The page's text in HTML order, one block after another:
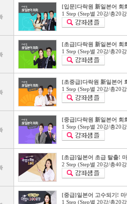
[입문]다락원 新일본어 회
1 Step (Step별 20강/총20
[초급]다락원 新일본어 회
1 Step (Step별 20강/총20
[초중급]다락원 新일본어
1 Step (Step별 20강/총20
[중급]다락원 新일본어 회
1 Step (Step별 20강/총20
[초급]일본어 초급 탈출!
2 Step (Step별 20강/총40
[중급]일본어 고수되기! 마
1 Step (Step별 20강/총20